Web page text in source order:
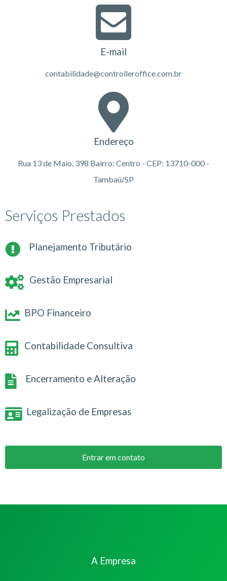
E-mail
contabilidade@controlleroffice.com.br
Endereço
Rua 13 de Maio, 398 Bairro: Centro - CEP: 13710-000 -
Tambaú/SP
Serviços Prestados
Planejamento Tributário
Gestão Empresarial
BPO Financeiro
Contabilidade Consultiva
Encerramento e Alteração
Legalização de Empresas
Entrar em contato
A Empresa